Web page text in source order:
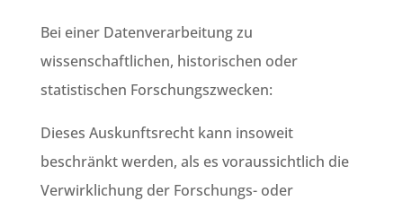
Bei einer Datenverarbeitung zu
wissenschaftlichen, historischen oder
statistischen Forschungszwecken:
Dieses Auskunftsrecht kann insoweit
beschränkt werden, als es voraussichtlich die
Verwirklichung der Forschungs- oder